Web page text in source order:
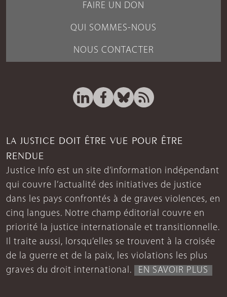
FAIRE UN DON
QUI SOMMES-NOUS
NOUS CONTACTER
LA JUSTICE DOIT ÊTRE VUE POUR ÊTRE
RENDUE
Justice Info est un site d’information indépendant
qui couvre l’actualité des initiatives de justice
dans les pays confrontés à de graves violences, en
cinq langues. Notre champ éditorial couvre en
priorité la justice internationale et transitionnelle.
Il traite aussi, lorsqu’elles se trouvent à la croisée
de la guerre et de la paix, les violations les plus
graves du droit international.
EN SAVOIR PLUS